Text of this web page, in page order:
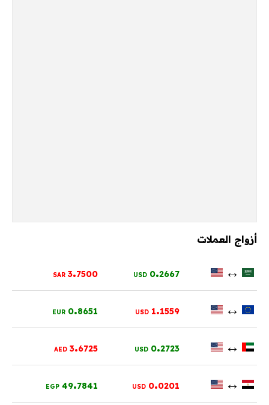
أزواج العملات
↔
0.2667
USD
3.7500
SAR
↔
1.1559
USD
0.8651
EUR
↔
0.2723
USD
3.6725
AED
↔
0.0201
USD
49.7841
EGP